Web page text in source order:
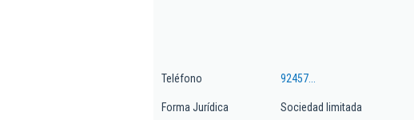
Teléfono 92457...
Forma Jurídica Sociedad limitada